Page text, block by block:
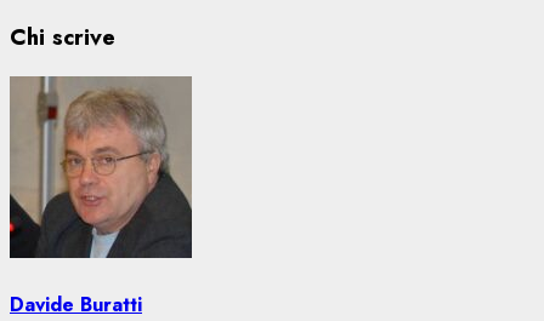
Chi scrive
Davide Buratti